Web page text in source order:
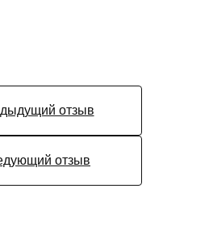
отзыв
отзыв